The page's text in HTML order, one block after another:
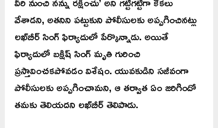
వేశాడని, అతనిని పట్టుకుని పోలీసులకు అప్పగించినట్లు
లఖ్‌బీర్ సింగ్ ఫిర్యాదులో పేర్కొన్నాడు. అయితే
ఫిర్యాదులో బక్షిష్ సింగ్ మృతి గురించి
ప్రస్తావించకపోవడం విశేషం. యువకుడిని సజీవంగా
పోలీసులకు అప్పగించామని, ఆ తర్వాత ఏం జరిగిందో
తమకు తెలియదని లఖ్‌బీర్‌ తెలిపాడు.